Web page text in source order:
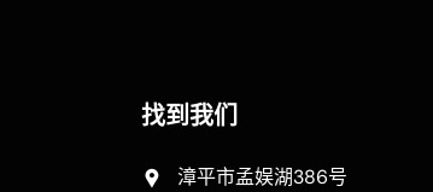
找到我们
漳平市孟娱湖386号